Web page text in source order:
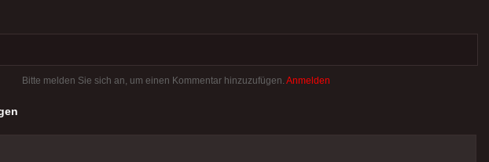
Bitte melden Sie sich an, um einen Kommentar hinzuzufügen. Anmelden